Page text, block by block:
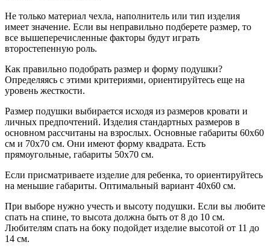
Не только материал чехла, наполнитель или тип изделия
имеет значение. Если вы неправильно подберете размер, то
все вышеперечисленные факторы будут играть
второстепенную роль.
Как правильно подобрать размер и форму подушки?
Определяясь с этими критериями, ориентируйтесь еще на
уровень жесткости.
Размер подушки выбирается исходя из размеров кровати и
личных предпочтений. Изделия стандартных размеров в
основном рассчитаны на взрослых. Основные габариты 60х60
см и 70х70 см. Они имеют форму квадрата. Есть
прямоугольные, габариты 50х70 см.
Если присматриваете изделие для ребенка, то ориентируйтесь
на меньшие габариты. Оптимальный вариант 40х60 см.
При выборе нужно учесть и высоту подушки. Если вы любите
спать на спине, то высота должна быть от 8 до 10 см.
Любителям спать на боку подойдет изделие высотой от 11 до
14 см.